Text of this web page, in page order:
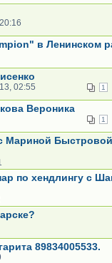
в Ленинском
1
02:55
Вероника
1
Мариной Быстровой
по хендлингу с
89834005533.